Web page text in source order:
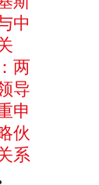
中
两
导
申
伙
系